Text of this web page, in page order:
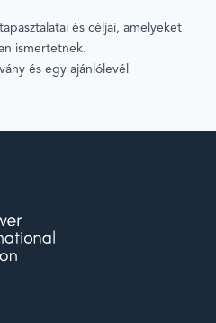
és céljai, amelyeket
ismertetnek.
és egy ajánlólevél